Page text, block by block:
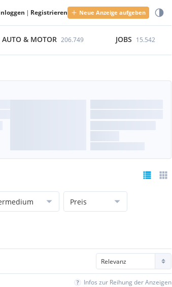
| Registrieren Neue Anzeige aufgeben
AUTO & MOTOR 206.749 JOBS 15.542
Preis
Infos zur Reihung der Anzeigen